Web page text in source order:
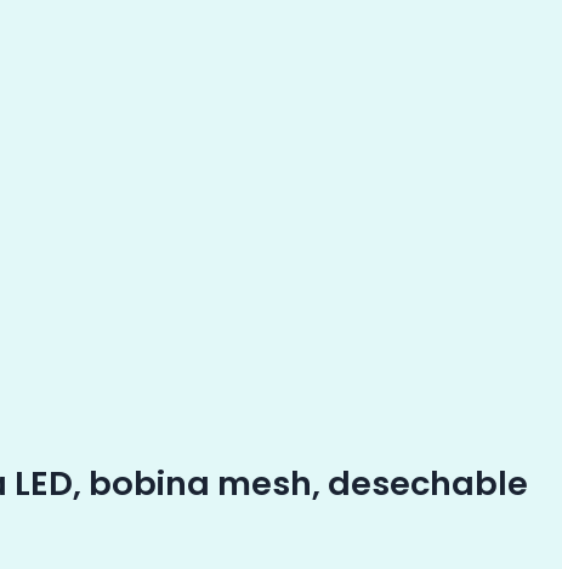
bobina mesh, desechable